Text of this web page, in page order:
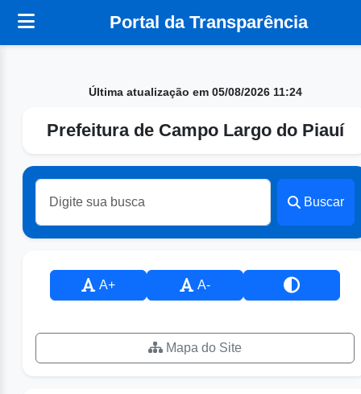
Portal da Transparência
Última atualização em 05/08/2026 11:24
Prefeitura de Campo Largo do Piauí
Buscar
A+ A-
Mapa do Site